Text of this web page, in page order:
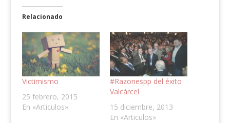
Relacionado
Victimismo
25 febrero, 2015
En «Articulos»
#Razonespp del éxito
Valcárcel
15 diciembre, 2013
En «Articulos»